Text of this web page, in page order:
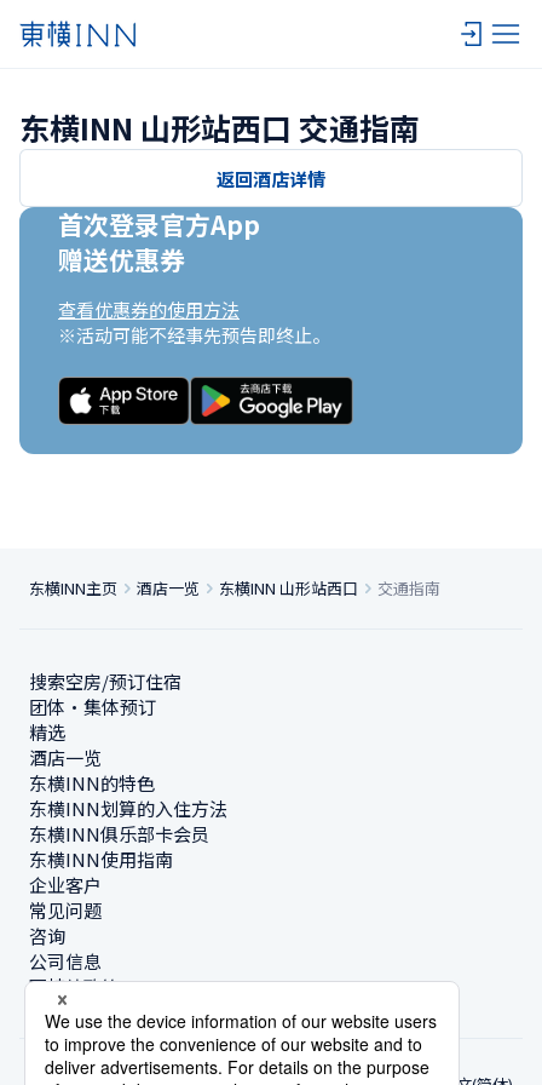
东横INN 山形站西口 交通指南
返回酒店详情
首次登录官方App
赠送优惠券
查看优惠券的使用方法
※活动可能不经事先预告即终止。
东横INN主页 酒店一览 东横INN 山形站西口 交通指南
搜索空房/预订住宿
团体・集体预订
精选
酒店一览
东横INN的特色
东横INN划算的入住方法
东横INN俱乐部卡会员
东横INN使用指南
企业客户
常见问题
咨询
公司信息
可持续政策